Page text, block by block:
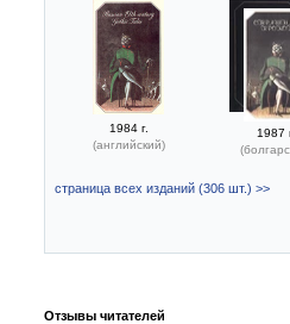
1984 г.
(английский)
1987
страница всех изданий (306 шт.) >>
Отзывы читателей